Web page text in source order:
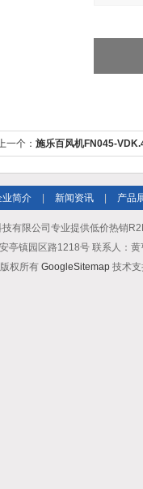
一个： 施乐百风机FN045-
业简介 新闻资讯 产品
有限公司专业提供低价热销
亭镇园区路1218号 联系人：
版权所有 GoogleSitemap技术支